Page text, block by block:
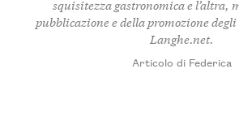
squisitezza gastronomica e l’altra,
pubblicazione e della promozione
Langhe.net.
Articolo di Federica